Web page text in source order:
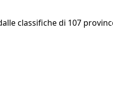
classifiche di 107